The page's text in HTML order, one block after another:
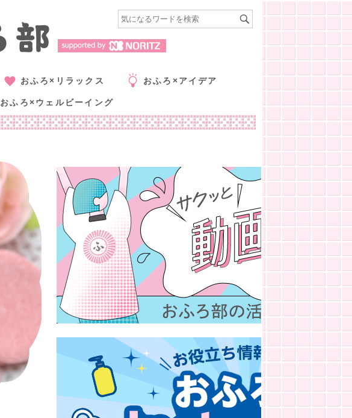
おふろ×リラックス おふろ×アイデア
おふろ×ウェルビーイング